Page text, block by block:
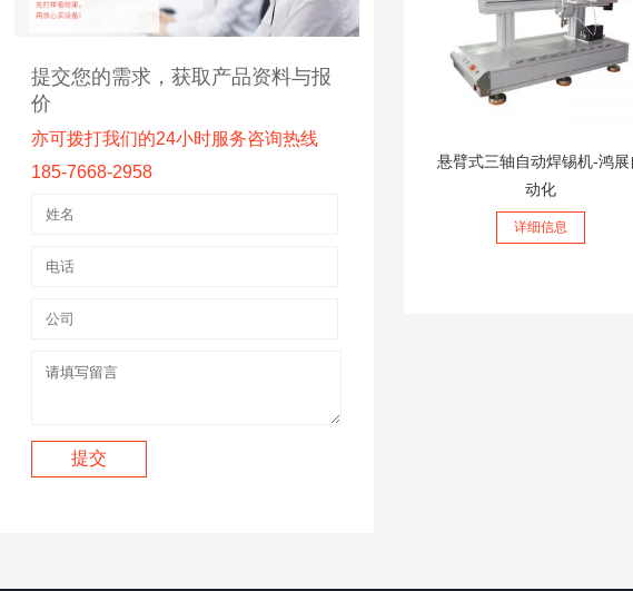
悬臂式三轴自动焊锡机-鸿展
动化
详细信息
提交您的需求，获取产品资料与报
价
亦可拨打我们的24小时服务咨询热线
185-7668-2958